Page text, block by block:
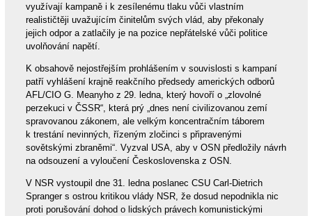
využívají kampaně i k zesílenému tlaku vůči vlastním
realističtěji uvažujícím činitelům svých vlád, aby překonaly
jejich odpor a zatlačily je na pozice nepřátelské vůči politice
uvolňování napětí.
K obsahově nejostřejším prohlášením v souvislosti s kampaní
patří vyhlášení krajně reakčního předsedy amerických odborů
AFL/CIO G. Meanyho z 29. ledna, který hovoří o „zlovolné
perzekuci v ČSSR“, která prý „dnes není civilizovanou zemí
spravovanou zákonem, ale velkým koncentračním táborem
k trestání nevinných, řízeným zločinci s připravenými
sovětskými zbraněmi“. Vyzval USA, aby v OSN předložily návrh
na odsouzení a vyloučení Československa z OSN.
V NSR vystoupil dne 31. ledna poslanec CSU Carl-Dietrich
Spranger s ostrou kritikou vlády NSR, že dosud nepodnikla nic
proti porušování dohod o lidských právech komunistickými